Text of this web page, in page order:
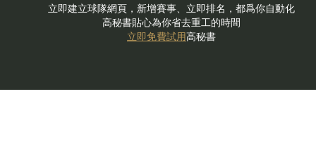
立即建立球隊網頁，新增賽事、立即排名，都爲你自動化
高秘書貼心為你省去重工的時間
立即免費試用高秘書